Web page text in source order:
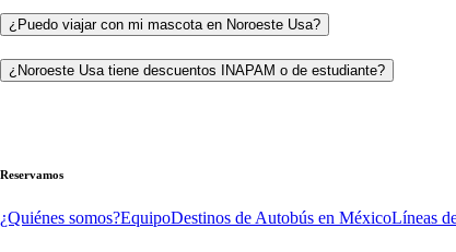
¿Puedo viajar con mi mascota en Noroeste Usa?
¿Noroeste Usa tiene descuentos INAPAM o de estudiante?
Reservamos
¿Quiénes somos?EquipoDestinos de Autobús en MéxicoLíneas